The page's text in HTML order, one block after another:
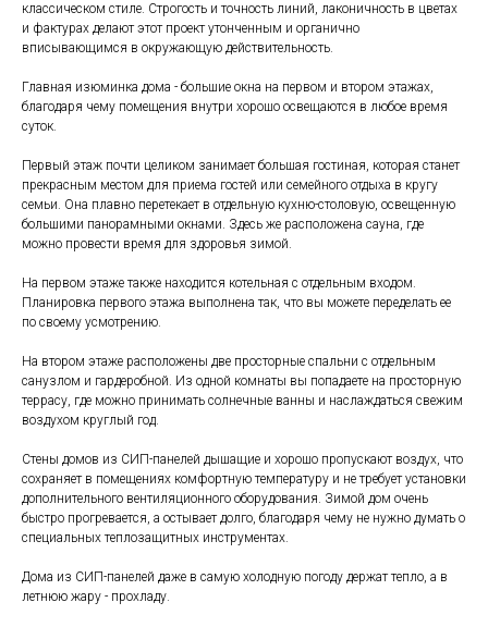
классическом стиле. Строгость и точность линий, лаконичность в цветах
и фактурах делают этот проект утонченным и органично
вписывающимся в окружающую действительность.
Главная изюминка дома - большие окна на первом и втором этажах,
благодаря чему помещения внутри хорошо освещаются в любое время
суток.
Первый этаж почти целиком занимает большая гостиная, которая станет
прекрасным местом для приема гостей или семейного отдыха в кругу
семьи. Она плавно перетекает в отдельную кухню-столовую, освещенную
большими панорамными окнами. Здесь же расположена сауна, где
можно провести время для здоровья зимой.
На первом этаже также находится котельная с отдельным входом.
Планировка первого этажа выполнена так, что вы можете переделать ее
по своему усмотрению.
На втором этаже расположены две просторные спальни с отдельным
санузлом и гардеробной. Из одной комнаты вы попадаете на просторную
террасу, где можно принимать солнечные ванны и наслаждаться свежим
воздухом круглый год.
Стены домов из СИП-панелей дышащие и хорошо пропускают воздух, что
сохраняет в помещениях комфортную температуру и не требует установки
дополнительного вентиляционного оборудования. Зимой дом очень
быстро прогревается, а остывает долго, благодаря чему не нужно думать о
специальных теплозащитных инструментах.
Дома из СИП-панелей даже в самую холодную погоду держат тепло, а в
летнюю жару - прохладу.